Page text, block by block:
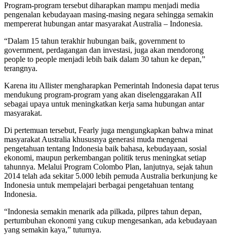
Program-program tersebut diharapkan mampu menjadi media
pengenalan kebudayaan masing-masing negara sehingga semakin
mempererat hubungan antar masyarakat Australia – Indonesia.
“Dalam 15 tahun terakhir hubungan baik, government to
government, perdagangan dan investasi, juga akan mendorong
people to people menjadi lebih baik dalam 30 tahun ke depan,”
terangnya.
Karena itu Allister mengharapkan Pemerintah Indonesia dapat terus
mendukung program-program yang akan diselenggarakan AII
sebagai upaya untuk meningkatkan kerja sama hubungan antar
masyarakat.
Di pertemuan tersebut, Fearly juga mengungkapkan bahwa minat
masyarakat Australia khususnya generasi muda mengenai
pengetahuan tentang Indonesia baik bahasa, kebudayaan, sosial
ekonomi, maupun perkembangan politik terus meningkat setiap
tahunnya. Melalui Program Colombo Plan, lanjutnya, sejak tahun
2014 telah ada sekitar 5.000 lebih pemuda Australia berkunjung ke
Indonesia untuk mempelajari berbagai pengetahuan tentang
Indonesia.
“Indonesia semakin menarik ada pilkada, pilpres tahun depan,
pertumbuhan ekonomi yang cukup mengesankan, ada kebudayaan
yang semakin kaya,” tuturnya.